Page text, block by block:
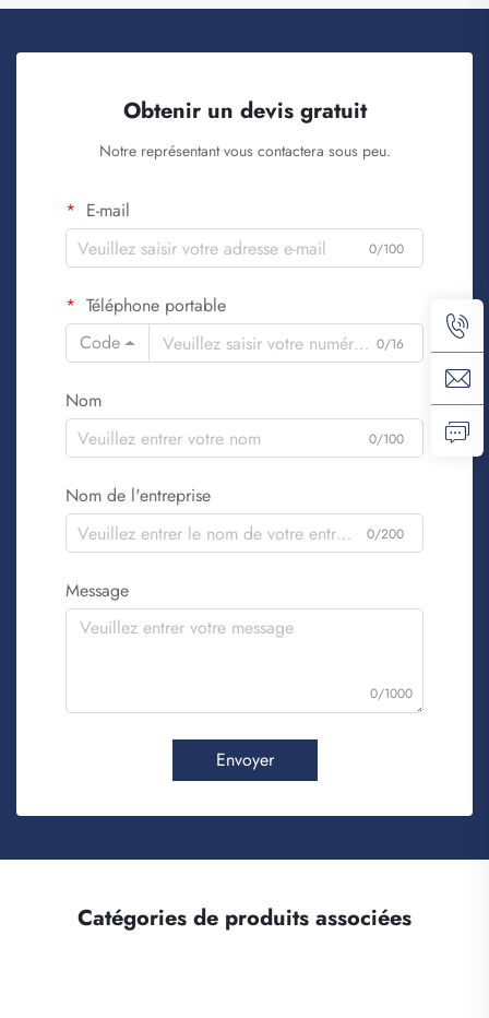
Obtenir un devis gratuit
Notre représentant vous contactera sous peu.
E-mail
0/100
Téléphone portable
Code
0/16
Nom
0/100
Nom de l'entreprise
0/200
Message
0/1000
Envoyer
Catégories de produits associées